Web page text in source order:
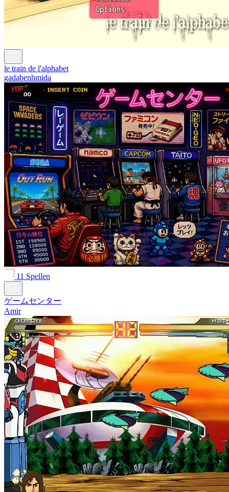
le train de l'alphabet
gadabenhmida
11 Spellen
ゲームセンター
Amir